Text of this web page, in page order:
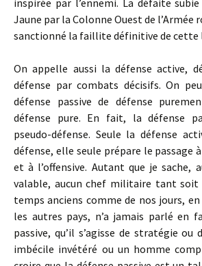
inspirée par l’ennemi. La défaite
Jaune par la Colonne Ouest de l’Armée
sanctionné la faillite définitive de cette
On appelle aussi la défense active,
défense par combats décisifs. On
défense passive de défense
défense pure. En fait, la défense
pseudo-défense. Seule la défense
défense, elle seule prépare le passage
et à l’offensive. Autant que je sache,
valable, aucun chef militaire tant soit
temps anciens comme de nos jours,
les autres pays, n’a jamais parlé en
passive, qu’il s’agisse de stratégie ou
imbécile invétéré ou un homme